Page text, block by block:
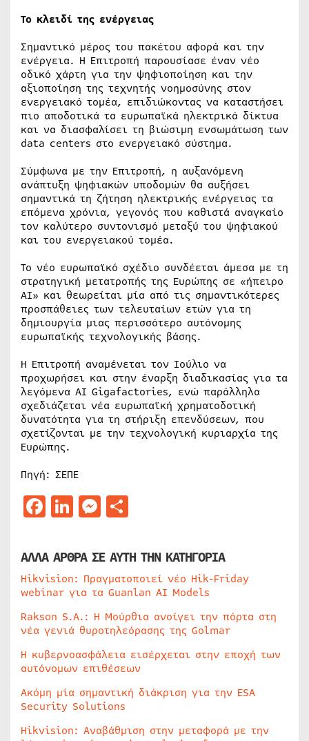
Το κλειδί της ενέργειας
Σημαντικό μέρος του πακέτου αφορά και την
ενέργεια. Η Επιτροπή παρουσίασε έναν νέο
οδικό χάρτη για την ψηφιοποίηση και την
αξιοποίηση της τεχνητής νοημοσύνης στον
ενεργειακό τομέα, επιδιώκοντας να καταστήσει
πιο αποδοτικά τα ευρωπαϊκά ηλεκτρικά δίκτυα
και να διασφαλίσει τη βιώσιμη ενσωμάτωση των
data centers στο ενεργειακό σύστημα.
Σύμφωνα με την Επιτροπή, η αυξανόμενη
ανάπτυξη ψηφιακών υποδομών θα αυξήσει
σημαντικά τη ζήτηση ηλεκτρικής ενέργειας τα
επόμενα χρόνια, γεγονός που καθιστά αναγκαίο
τον καλύτερο συντονισμό μεταξύ του ψηφιακού
και του ενεργειακού τομέα.
Το νέο ευρωπαϊκό σχέδιο συνδέεται άμεσα με τη
στρατηγική μετατροπής της Ευρώπης σε «ήπειρο
AI» και θεωρείται μία από τις σημαντικότερες
προσπάθειες των τελευταίων ετών για τη
δημιουργία μιας περισσότερο αυτόνομης
ευρωπαϊκής τεχνολογικής βάσης.
Η Επιτροπή αναμένεται τον Ιούλιο να
προχωρήσει και στην έναρξη διαδικασίας για τα
λεγόμενα AI Gigafactories, ενώ παράλληλα
σχεδιάζεται νέα ευρωπαϊκή χρηματοδοτική
δυνατότητα για τη στήριξη επενδύσεων, που
σχετίζονται με την τεχνολογική κυριαρχία της
Ευρώπης.
Πηγή: ΣΕΠΕ
Facebook
LinkedIn
Messenger
ΑΛΛΑ ΑΡΘΡΑ ΣΕ ΑΥΤΗ ΤΗΝ ΚΑΤΗΓΟΡΙΑ
Hikvision: Πραγματοποιεί νέο Hik-Friday
webinar για τα Guanlan AI Models
Rakson S.A.: Η Μούρθια ανοίγει την πόρτα στη
νέα γενιά θυροτηλεόρασης της Golmar
Η κυβερνοασφάλεια εισέρχεται στην εποχή των
αυτόνομων επιθέσεων
Ακόμη μία σημαντική διάκριση για την ESA
Security Solutions
Hikvision: Αναβάθμιση στην μεταφορά με την